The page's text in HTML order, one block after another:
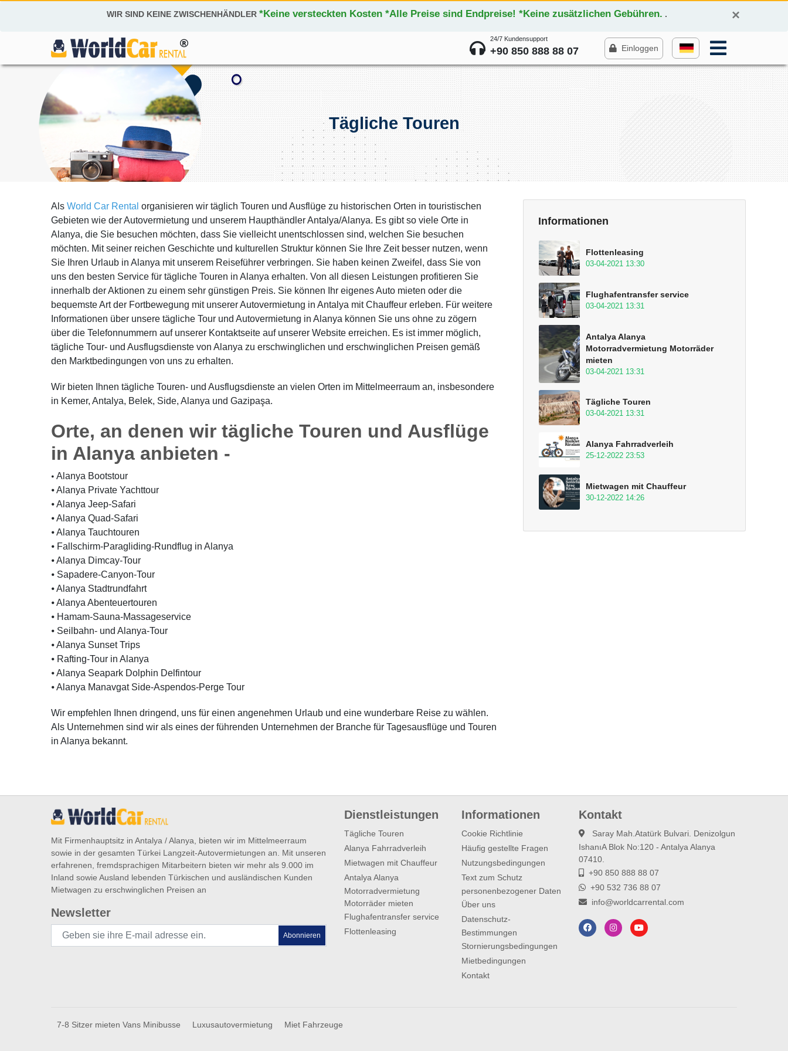
×
WIR SIND KEINE ZWISCHENHÄNDLER *Keine versteckten Kosten *Alle Preise sind Endpreise! *Keine zusätzlichen Gebühren. .
24/7 Kundensupport
+90 850 888 88 07 Einloggen
Tägliche Touren
Als World Car Rental organisieren wir täglich Touren und Ausflüge zu historischen Orten in touristischen
Gebieten wie der Autovermietung und unserem Haupthändler Antalya/Alanya. Es gibt so viele Orte in
Alanya, die Sie besuchen möchten, dass Sie vielleicht unentschlossen sind, welchen Sie besuchen
möchten. Mit seiner reichen Geschichte und kulturellen Struktur können Sie Ihre Zeit besser nutzen, wenn
Sie Ihren Urlaub in Alanya mit unserem Reiseführer verbringen. Sie haben keinen Zweifel, dass Sie von
uns den besten Service für tägliche Touren in Alanya erhalten. Von all diesen Leistungen profitieren Sie
innerhalb der Aktionen zu einem sehr günstigen Preis. Sie können Ihr eigenes Auto mieten oder die
bequemste Art der Fortbewegung mit unserer Autovermietung in Antalya mit Chauffeur erleben. Für weitere
Informationen über unsere tägliche Tour und Autovermietung in Alanya können Sie uns ohne zu zögern
über die Telefonnummern auf unserer Kontaktseite auf unserer Website erreichen. Es ist immer möglich,
tägliche Tour- und Ausflugsdienste von Alanya zu erschwinglichen und erschwinglichen Preisen gemäß
den Marktbedingungen von uns zu erhalten.
Wir bieten Ihnen tägliche Touren- und Ausflugsdienste an vielen Orten im Mittelmeerraum an, insbesondere
in Kemer, Antalya, Belek, Side, Alanya und Gazipaşa.
Orte, an denen wir tägliche Touren und Ausflüge
in Alanya anbieten -
⦁ Alanya Bootstour
⦁ Alanya Private Yachttour
⦁ Alanya Jeep-Safari
⦁ Alanya Quad-Safari
⦁ Alanya Tauchtouren
⦁ Fallschirm-Paragliding-Rundflug in Alanya
⦁ Alanya Dimcay-Tour
⦁ Sapadere-Canyon-Tour
⦁ Alanya Stadtrundfahrt
⦁ Alanya Abenteuertouren
⦁ Hamam-Sauna-Massageservice
⦁ Seilbahn- und Alanya-Tour
⦁ Alanya Sunset Trips
⦁ Rafting-Tour in Alanya
⦁ Alanya Seapark Dolphin Delfintour
⦁ Alanya Manavgat Side-Aspendos-Perge Tour
Wir empfehlen Ihnen dringend, uns für einen angenehmen Urlaub und eine wunderbare Reise zu wählen.
Als Unternehmen sind wir als eines der führenden Unternehmen der Branche für Tagesausflüge und Touren
in Alanya bekannt.
Informationen
Flottenleasing
03-04-2021 13:30
Flughafentransfer service
03-04-2021 13:31
Antalya Alanya
Motorradvermietung Motorräder
mieten
03-04-2021 13:31
Tägliche Touren
03-04-2021 13:31
Alanya Fahrradverleih
25-12-2022 23:53
Mietwagen mit Chauffeur
30-12-2022 14:26
Mit Firmenhauptsitz in Antalya / Alanya, bieten wir im Mittelmeerraum
sowie in der gesamten Türkei Langzeit-Autovermietungen an. Mit unseren
erfahrenen, fremdsprachigen Mitarbeitern bieten wir mehr als 9.000 im
Inland sowie Ausland lebenden Türkischen und ausländischen Kunden
Mietwagen zu erschwinglichen Preisen an
Newsletter
Abonnieren
Dienstleistungen
Tägliche Touren
Alanya Fahrradverleih
Mietwagen mit Chauffeur
Antalya Alanya
Motorradvermietung
Motorräder mieten
Flughafentransfer service
Flottenleasing
Informationen
Cookie Richtlinie
Häufig gestellte Fragen
Nutzungsbedingungen
Text zum Schutz
personenbezogener Daten
Über uns
Datenschutz-
Bestimmungen
Stornierungsbedingungen
Mietbedingungen
Kontakt
Kontakt
Saray Mah.Atatürk Bulvari. Denizolgun
IshanıA Blok No:120 - Antalya Alanya
07410.
+90 850 888 88 07
+90 532 736 88 07
info@worldcarrental.com
7-8 Sitzer mieten Vans Minibusse Luxusautovermietung Miet Fahrzeuge